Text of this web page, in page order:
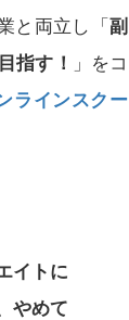
と両立し「 副
指す！
」をコ
ラインスクー
イトに
やめて